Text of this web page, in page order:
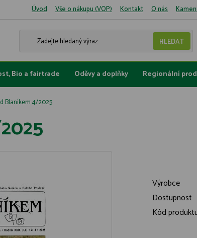
Úvod Vše o nákupu (VOP) Kontakt O nás
Bio a fairtrade Oděvy a doplňky Regionální
Blaníkem 4/2025
Výrobce
Dostupnost
Kód